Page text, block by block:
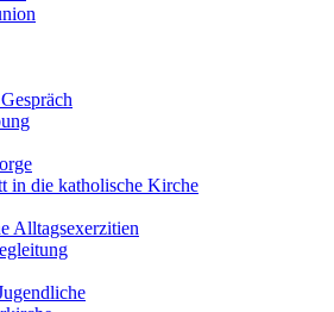
in die katholische Kirche
Alltagsexerzitien